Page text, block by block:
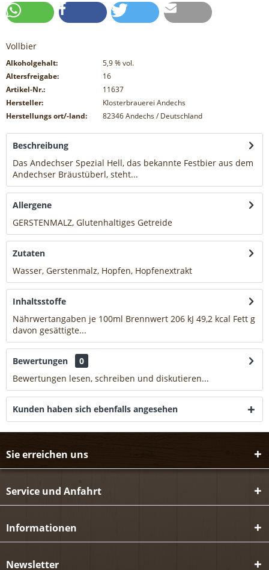
Vollbier
Alkoholgehalt: 5,9% vol.
Altersfreigabe:
16
Artikel-Nr.:
11637
Hersteller:
Klosterbrauerei Andechs
Herstellungs ort/-land:
82346 Andechs / Deutschland
Beschreibung
Das Andechser Spezial Hell, das bekannte Festbier aus dem
Andechser Bräustüberl, steht...
Allergene
GERSTENMALZ, Glutenhaltiges Getreide
Zutaten
Wasser, Gerstenmalz, Hopfen, Hopfenextrakt
Inhaltsstoffe
Nährwertangaben je 100ml Brennwert 206 kJ 49,2 kcal Fett g
davon gesättigte...
Bewertungen
0
Bewertungen lesen, schreiben und diskutieren...
Kunden haben sich ebenfalls angesehen
Sie erreichen uns
Service und Anfahrt
Informationen
Newsletter